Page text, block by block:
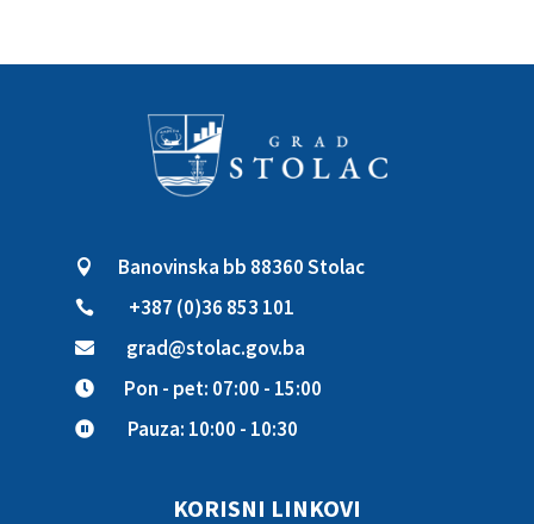
 Banovinska bb 88360 Stolac
 +387 (0)36 853 101
 grad@stolac.gov.ba
 Pon - pet: 07:00 - 15:00
 Pauza: 10:00 - 10:30
KORISNI LINKOVI